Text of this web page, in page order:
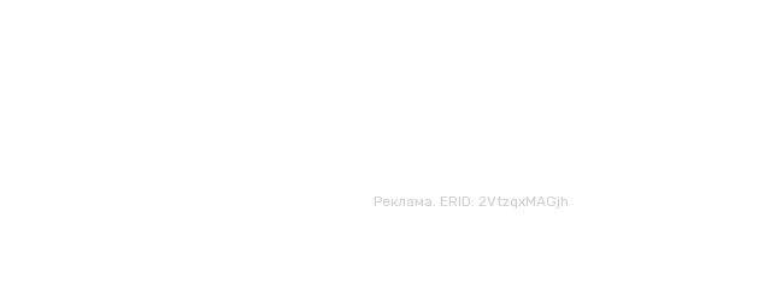
Реклама. ERID: 2VtzqxMAGjh